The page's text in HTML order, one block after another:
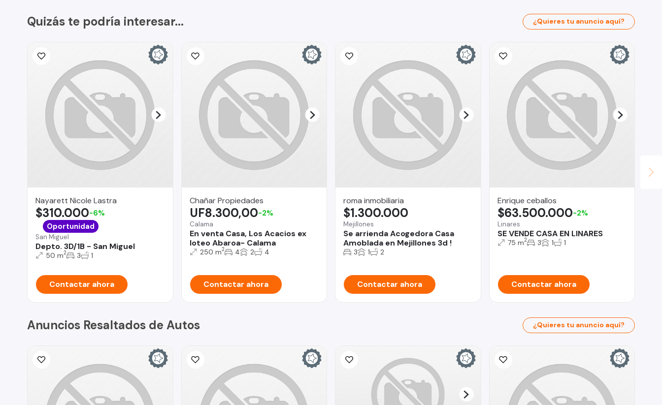
Quizás te podría interesar... ¿Quieres tu anuncio aquí?
Nayarett Nicole Lastra
San Miguel
Depto. 3D/1B - San Miguel
$310.000-6%
Oportunidad
50 m2 3 1
Contactar ahora
Chañar Propiedades
Calama
En venta Casa, Los Acacios ex
loteo Abaroa- Calama
UF8.300,00-2%
250 m2 4 2 4
Contactar ahora
roma inmobiliaria
Mejillones
Se arrienda Acogedora Casa
Amoblada en Mejillones 3d !
$1.300.000
3 1 2
Contactar ahora
Enrique ceballos
Linares
SE VENDE CASA EN LINARES
$63.500.000-2%
75 m2 3 1 1
Contactar ahora
Anuncios Resaltados de Autos ¿Quieres tu anuncio aquí?